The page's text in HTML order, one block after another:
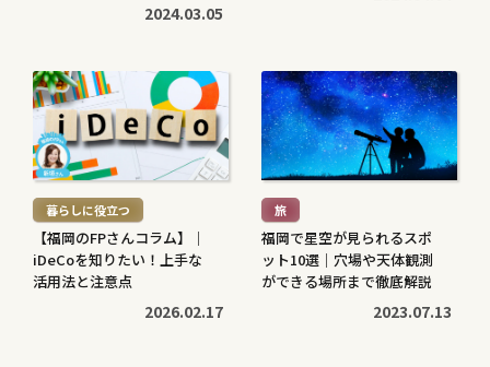
2024.03.05
続
き
を
読
む
> 暮らしに役立つ
【福岡のFPさんコラム】｜
iDeCoを知りたい！上手な
活用法と注意点
2026.02.17
続
き
を
読
む
> 旅
福岡で星空が見られるスポ
ット10選｜穴場や天体観測
ができる場所まで徹底解説
2023.07.13